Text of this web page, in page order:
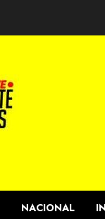
NACIONAL